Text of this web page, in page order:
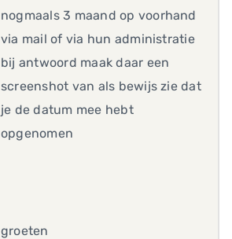
nogmaals 3 maand op voorhand
via mail of via hun administratie
bij antwoord maak daar een
screenshot van als bewijs zie dat
je de datum mee hebt
opgenomen
groeten